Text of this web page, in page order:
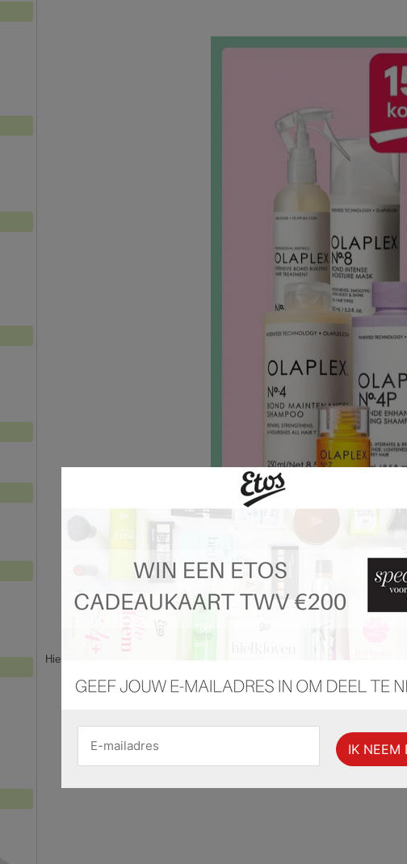
Hier is pagina 43 van 71 pagina's van de Etos folder, geldig van 03.02.2025